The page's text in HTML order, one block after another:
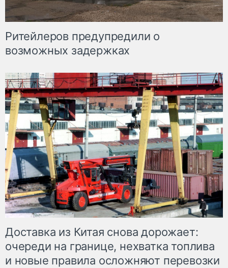
Ритейлеров предупредили о
возможных задержках
Доставка из Китая снова дорожает:
очереди на границе, нехватка топлива
и новые правила осложняют перевозки